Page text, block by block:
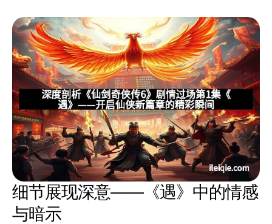
细节展现深意——《遇》中的情感
与暗示